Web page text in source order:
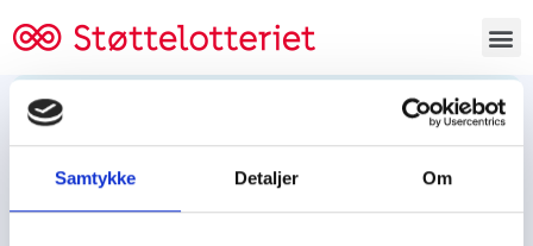
Samtykke Detaljer Om
Tjen penge og støt